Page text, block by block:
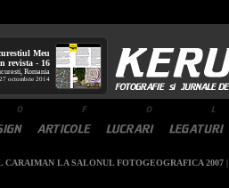
Meu
revista - 16
Romania
27 octombrie 2014
CARAIMAN LA SALONUL FOTOGEOGRAFICA 2007 |